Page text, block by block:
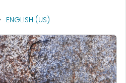
VISIT LINK FOR DETAILS.
ENGLISH (US)